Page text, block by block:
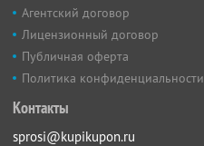
Агентский договор
Лицензионный договор
Публичная оферта
Политика конфиденциальности
Контакты
sprosi@kupikupon.ru